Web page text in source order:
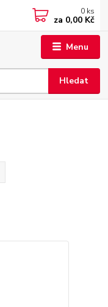
Menu
Hledat
0 ks
za 0,00 Kč